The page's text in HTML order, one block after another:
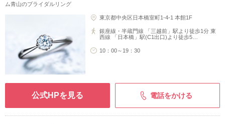
ム青山のブライダルリング
東京都中央区日本橋室町1-4-1 本館1F
銀座線・半蔵門線 「三越前」駅より徒歩1分 東
西線 「日本橋」駅(C1出口)より徒歩5…
10：00～19：30
公式HPを見る 電話をかける